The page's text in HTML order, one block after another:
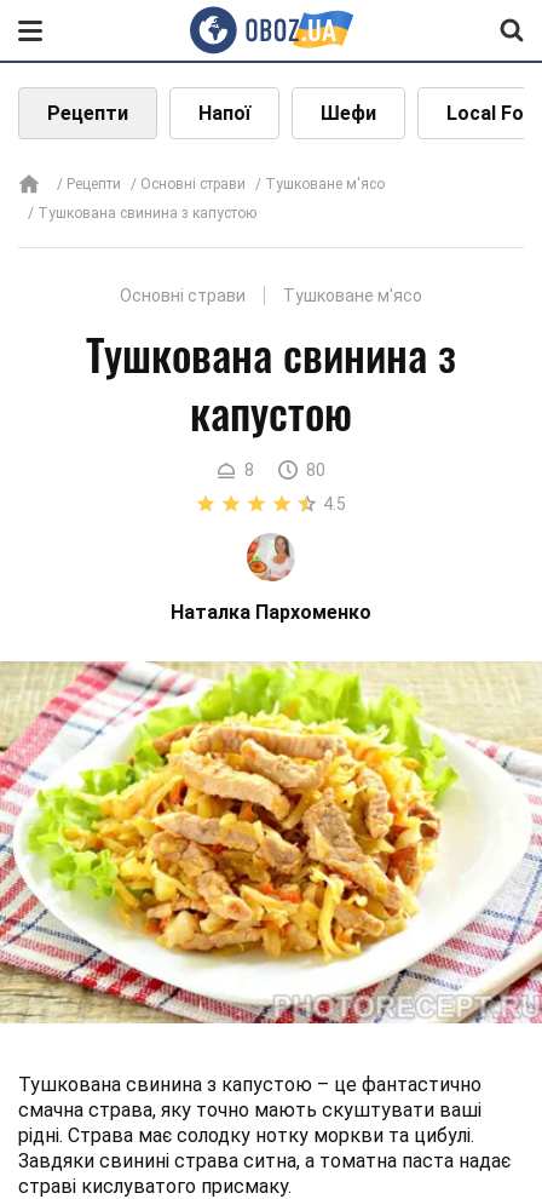
Рецепти Напої Шефи Local
Рецепти Основні страви
Тушковане м'ясо
Тушкована свинина з капустою
Основні страви Тушковане м'ясо
Тушкована свинина з
капустою
8
80
4.5
Наталка Пархоменко
Тушкована свинина з капустою – це фантастично
смачна страва, яку точно мають скуштувати ваші
рідні. Страва має солодку нотку моркви та цибулі.
Завдяки свинині страва ситна, а томатна паста надає
страві кислуватого присмаку.